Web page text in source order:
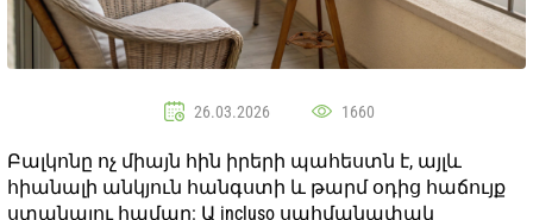
26.03.2026 1660
Բալկոնը ոչ միայն հին իրերի պահեստն է, այլև
հիանալի անկյուն հանգստի և թարմ օդից հաճույք
ստանալու համար: Ա incluso սահմանափակ